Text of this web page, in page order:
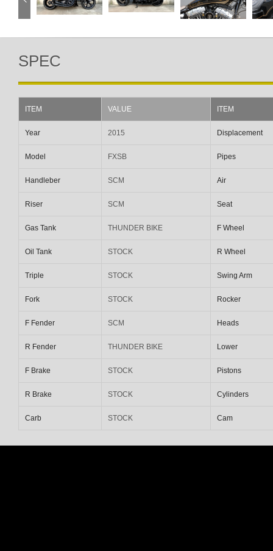
SPEC
ITEM VALUE ITEM
Year 2015 Displacement
Model FXSB Pipes
Handleber SCM Air
Riser SCM Seat
Gas Tank THUNDER BIKE F Wheel
Oil Tank STOCK R Wheel
Triple STOCK Swing Arm
Fork STOCK Rocker
F Fender SCM Heads
R Fender THUNDER BIKE Lower
F Brake STOCK Pistons
R Brake STOCK Cylinders
Carb STOCK Cam